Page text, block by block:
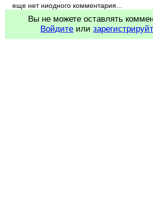
еще нет ниодного комментария...
Вы не можете оставлять
Войдите или